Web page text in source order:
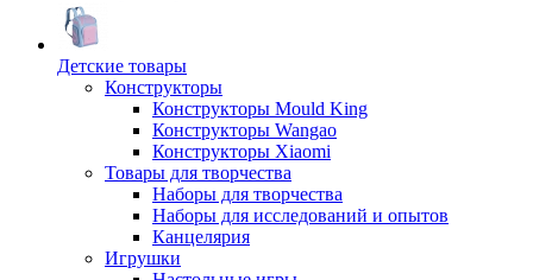
Детские товары
Конструкторы
Конструкторы Mould King
Конструкторы Wangao
Конструкторы Xiaomi
Товары для творчества
Наборы для творчества
Наборы для исследований и опытов
Канцелярия
Игрушки